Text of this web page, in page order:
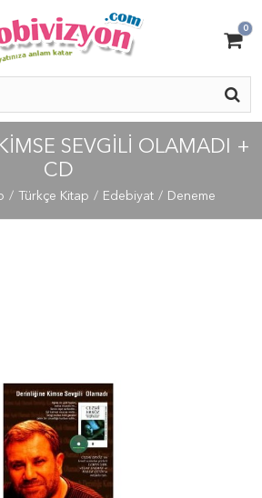
0
SEVGILI OLAMADI +
CD
Türkçe Kitap Edebiyat Deneme